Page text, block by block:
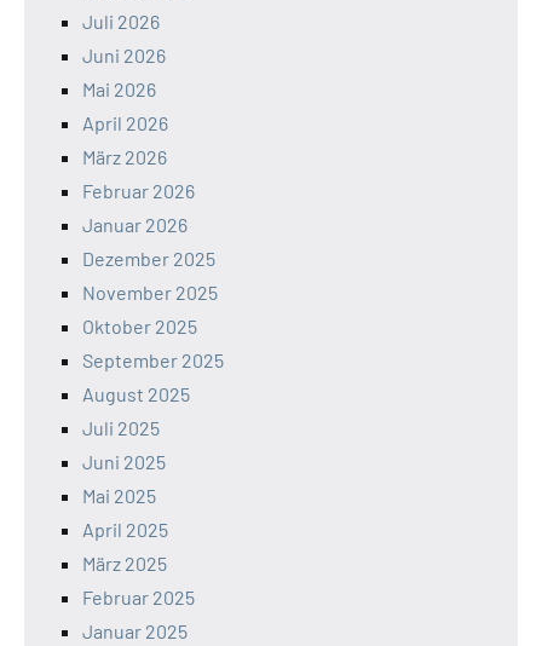
Juli 2026
Juni 2026
Mai 2026
April 2026
März 2026
Februar 2026
Januar 2026
Dezember 2025
November 2025
Oktober 2025
September 2025
August 2025
Juli 2025
Juni 2025
Mai 2025
April 2025
März 2025
Februar 2025
Januar 2025